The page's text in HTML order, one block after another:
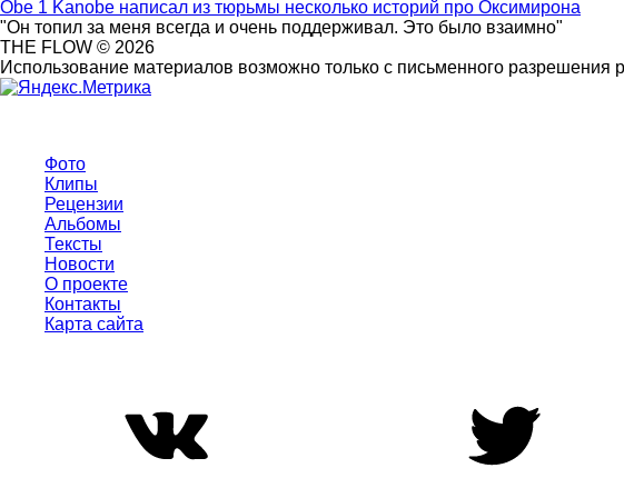
Obe 1 Kanobe написал из тюрьмы несколько историй про Оксимирона
"Он топил за меня всегда и очень поддерживал. Это было взаимно"
THE FLOW © 2026
Использование материалов возможно только с письменного разрешения
Фото
Клипы
Рецензии
Альбомы
Тексты
Новости
О проекте
Контакты
Карта сайта